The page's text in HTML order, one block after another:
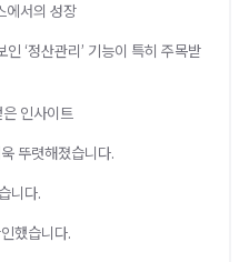
에서의 성장
‘정산관리’ 기능이 특히 주목받
인사이트
뚜렷해졌습니다.
니다.
했습니다.